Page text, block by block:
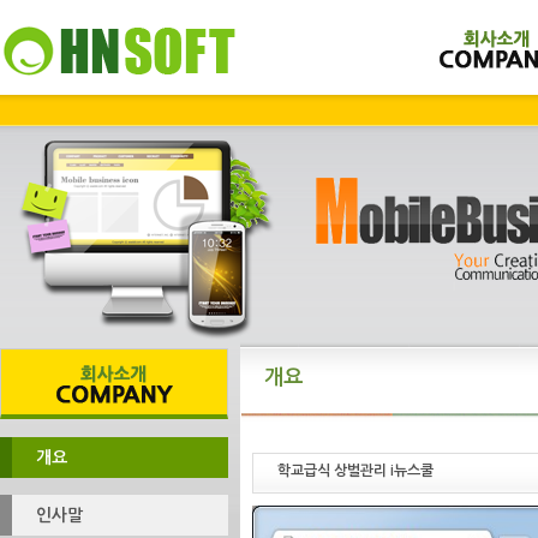
개요
인사말
개요
학교급식 상벌관리 i뉴스쿨